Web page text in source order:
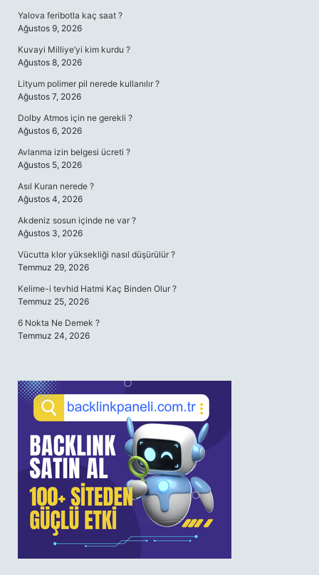
Yalova feribotla kaç saat ?
Ağustos 9, 2026
Kuvayi Milliye’yi kim kurdu ?
Ağustos 8, 2026
Lityum polimer pil nerede kullanılır ?
Ağustos 7, 2026
Dolby Atmos için ne gerekli ?
Ağustos 6, 2026
Avlanma izin belgesi ücreti ?
Ağustos 5, 2026
Asıl Kuran nerede ?
Ağustos 4, 2026
Akdeniz sosun içinde ne var ?
Ağustos 3, 2026
Vücutta klor yüksekliği nasıl düşürülür ?
Temmuz 29, 2026
Kelime-i tevhid Hatmi Kaç Binden Olur ?
Temmuz 25, 2026
6 Nokta Ne Demek ?
Temmuz 24, 2026